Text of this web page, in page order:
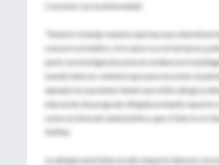
Conviven con la enfermedad
“Nuestro trabajo muestra que hay una
concurre al médico. A lo sumo va a la farmacia y
parte, la investigación pone en evidencia el
mundo tiene un estetóscopo para escuchar el
ejemplo los pacientes tienen una rinitis alérgica
educación de posgrado dirigida al amplio
como un tema de salud publica, que si bien no es
Neffen.
La alergia nasal tiene un alto impacto laboral y